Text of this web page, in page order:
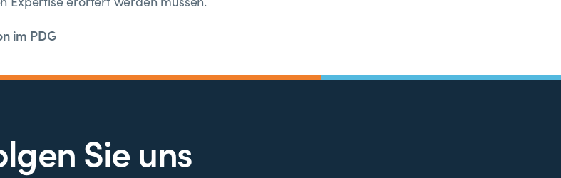
im PDG
Sie uns